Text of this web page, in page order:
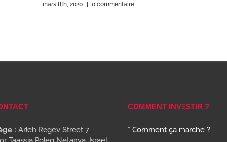
mars 8th, 2020 | 0 commentaire
: Arieh Regev Street 7
COMMENT INVESTIR ?
* Comment ça marche ?